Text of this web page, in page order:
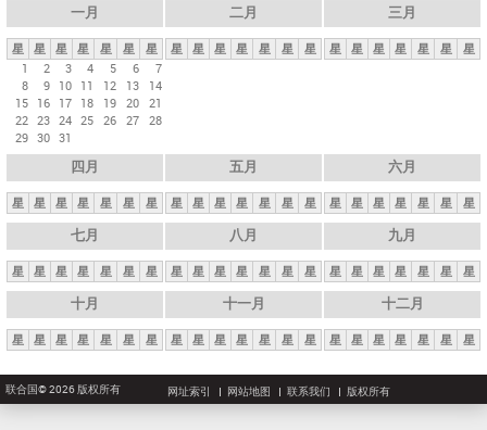
一月
星 星 星 星 星 星
星
1
2 3 4 5 6
7
8
9 10 11 12 13
14
15 16 17 18 19 20 21
22 23 24 25 26 27 28
29 30 31
二月
星 星 星 星 星 星 星
三月
星 星 星 星 星 星 星
四月
星 星 星 星 星 星 星
五月
星 星 星 星 星 星 星
六月
星 星 星 星 星 星 星
七月
星 星 星 星 星 星 星
八月
星 星 星 星 星 星 星
九月
星 星 星 星 星 星 星
十月
星 星 星 星 星 星 星
十一月
星 星 星 星 星 星 星
十二月
星 星 星 星 星 星 星
联合国© 2026 版权所有 网址索引 网站地图 联系我们 版权所有